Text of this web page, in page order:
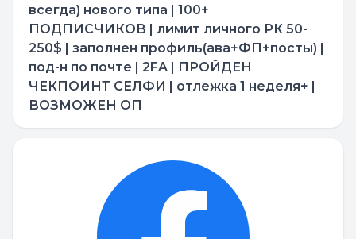
всегда) нового типа | 100+
ПОДПИСЧИКОВ | лимит личного РК 50-
250$ | заполнен профиль(ава+ФП+посты) |
под-н по почте | 2FA | ПРОЙДЕН
ЧЕКПОИНТ СЕЛФИ | отлежка 1 неделя+ |
ВОЗМОЖЕН ОП